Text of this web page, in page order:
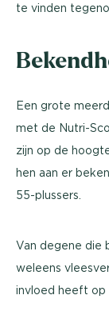
te vinden
Een grote
met de Nutri-
zijn op de
hen aan er
55-plussers.
Van degene die
weleens
invloed heeft op